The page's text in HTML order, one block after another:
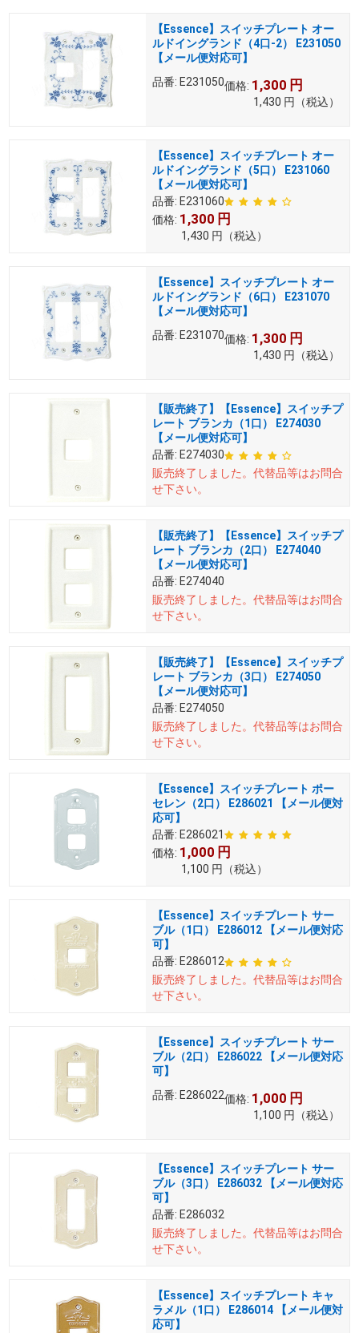
【Essence】スイッチプレート オー
ルドイングランド（4口-2） E231050
【メール便対応可】
品番: E231050価格: 1,300 円
1,430 円 （税込）
【Essence】スイッチプレート オー
ルドイングランド（5口） E231060
【メール便対応可】
品番: E231060
価格: 1,300 円
1,430 円 （税込）
【Essence】スイッチプレート オー
ルドイングランド（6口） E231070
【メール便対応可】
品番: E231070価格: 1,300 円
1,430 円 （税込）
【販売終了】【Essence】スイッチプ
レート ブランカ（1口） E274030
【メール便対応可】
品番: E274030
販売終了しました。 代替品等はお問合
せ下さい。
【販売終了】【Essence】スイッチプ
レート ブランカ（2口） E274040
【メール便対応可】
品番: E274040
販売終了しました。 代替品等はお問合
せ下さい。
【販売終了】【Essence】スイッチプ
レート ブランカ（3口） E274050
【メール便対応可】
品番: E274050
販売終了しました。 代替品等はお問合
せ下さい。
【Essence】スイッチプレート ポー
セレン（2口） E286021 【メール便対
応可】
品番: E286021
価格: 1,000 円
1,100 円 （税込）
【Essence】スイッチプレート サー
ブル（1口） E286012 【メール便対応
可】
品番: E286012
販売終了しました。 代替品等はお問合
せ下さい。
【Essence】スイッチプレート サー
ブル（2口） E286022 【メール便対応
可】
品番: E286022価格: 1,000 円
1,100 円 （税込）
【Essence】スイッチプレート サー
ブル（3口） E286032 【メール便対応
可】
品番: E286032
販売終了しました。 代替品等はお問合
せ下さい。
【Essence】スイッチプレート キャ
ラメル（1口） E286014 【メール便対
応可】